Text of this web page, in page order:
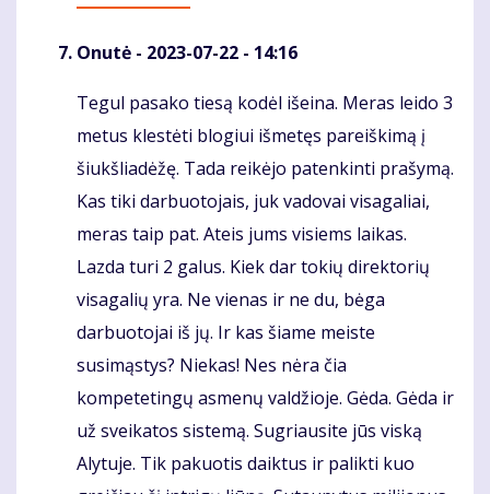
Onutė - 2023-07-22 - 14:16
Komentaras
Tegul pasako tiesą kodėl išeina. Meras leido 3
metus klestėti blogiui išmetęs pareiškimą į
šiukšliadėžę. Tada reikėjo patenkinti prašymą.
Kas tiki darbuotojais, juk vadovai visagaliai,
meras taip pat. Ateis jums visiems laikas.
Lazda turi 2 galus. Kiek dar tokių direktorių
visagalių yra. Ne vienas ir ne du, bėga
darbuotojai iš jų. Ir kas šiame meiste
susimąstys? Niekas! Nes nėra čia
kompetetingų asmenų valdžioje. Gėda. Gėda ir
už sveikatos sistemą. Sugriausite jūs viską
Alytuje. Tik pakuotis daiktus ir palikti kuo